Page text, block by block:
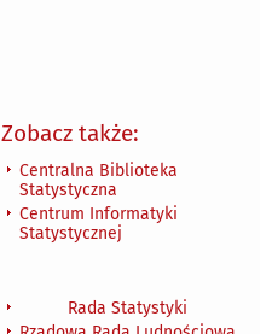
Zobacz także:
Centralna Biblioteka
Statystyczna
Centrum Informatyki
Statystycznej
Rada Statystyki